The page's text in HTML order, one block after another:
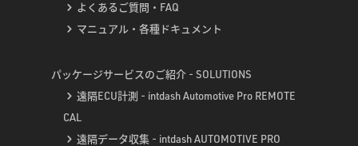
よくあるご質問・FAQ
マニュアル・各種ドキュメント
パッケージサービスのご紹介 - SOLUTIONS
遠隔ECU計測 - intdash Automotive Pro REMOTE
CAL
遠隔データ収集 - intdash AUTOMOTIVE PRO